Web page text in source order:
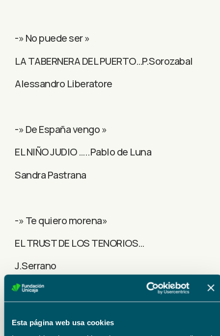
Esta página web usa cookies
-» No puede ser »
LA TABERNERA DEL PUERTO…P.Sorozabal
Alessandro Liberatore
-» De España vengo »
EL NIÑO JUDIO …..Pablo de Luna
Sandra Pastrana
-» Te quiero morena»
EL TRUST DE LOS TENORIOS…
J.Serrano
Alessandro Liberatore